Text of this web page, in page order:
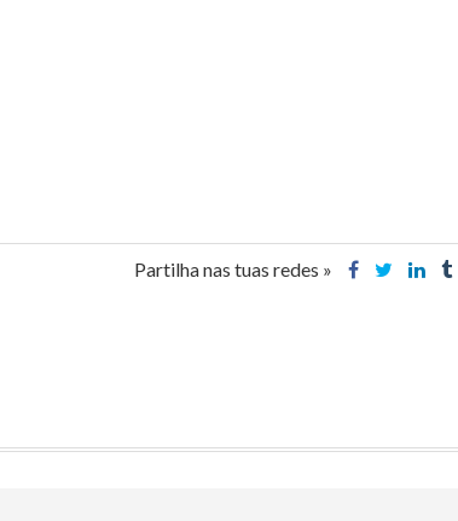
Partilha nas tuas redes »